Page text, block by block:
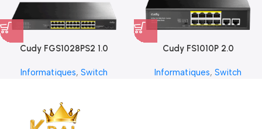
Cudy FGS1028PS2 1.0
Informatiques, Switch
Cudy FS1010P 2.0
Informatiques, Switch